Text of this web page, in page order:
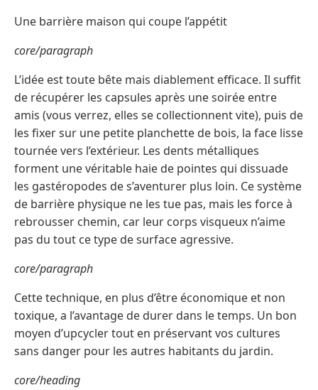
Une barrière maison qui coupe l’appétit
core/paragraph
L’idée est toute bête mais diablement efficace. Il suffit
de récupérer les capsules après une soirée entre
amis (vous verrez, elles se collectionnent vite), puis de
les fixer sur une petite planchette de bois, la face lisse
tournée vers l’extérieur. Les dents métalliques
forment une véritable haie de pointes qui dissuade
les gastéropodes de s’aventurer plus loin. Ce système
de barrière physique ne les tue pas, mais les force à
rebrousser chemin, car leur corps visqueux n’aime
pas du tout ce type de surface agressive.
core/paragraph
Cette technique, en plus d’être économique et non
toxique, a l’avantage de durer dans le temps. Un bon
moyen d’upcycler tout en préservant vos cultures
sans danger pour les autres habitants du jardin.
core/heading